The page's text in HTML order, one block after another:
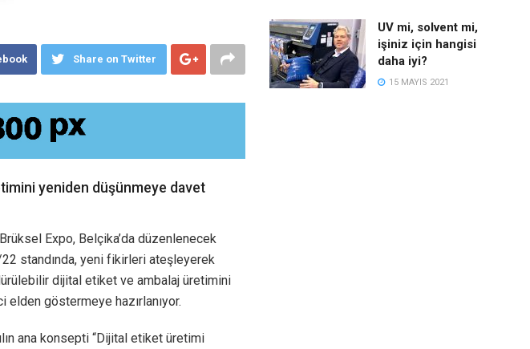
Share on Twitter
yeniden düşünmeye davet
Expo, Belçika’da düzenlenecek
22 standında, yeni fikirleri ateşleyerek
dijital etiket ve ambalaj üretimini
göstermeye hazırlanıyor.
ana konsepti “Dijital etiket üretimi
UV mi, solvent mi,
işiniz için hangisi
daha iyi?
15 MAYIS 2021